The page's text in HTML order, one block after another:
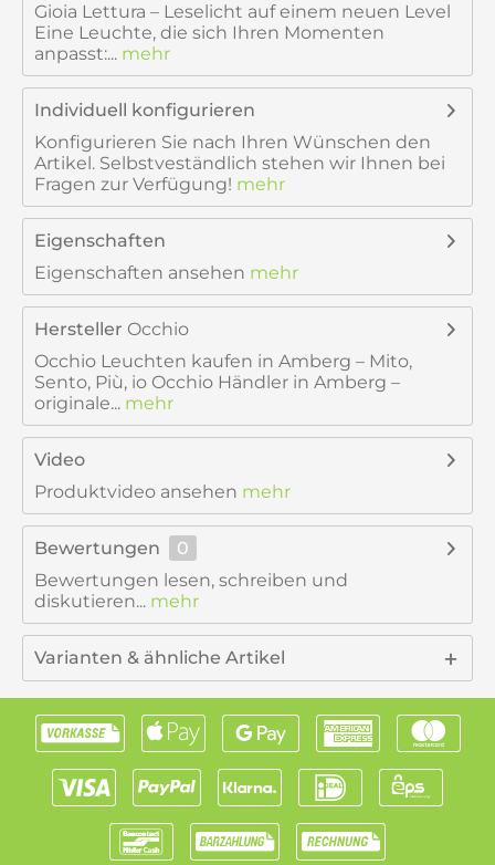
Gioia Lettura – Leselicht auf einem neuen Level
Eine Leuchte, die sich Ihren Momenten
anpasst:... mehr
Individuell konfigurieren
Konfigurieren Sie nach Ihren Wünschen den
Artikel. Selbstveständlich stehen wir Ihnen bei
Fragen zur Verfügung! mehr
Eigenschaften
Eigenschaften ansehen mehr
Hersteller Occhio
Occhio Leuchten kaufen in Amberg – Mito,
Sento, Più, io Occhio Händler in Amberg –
originale... mehr
Video
Produktvideo ansehen mehr
Bewertungen
0
Bewertungen lesen, schreiben und
diskutieren... mehr
Varianten & ähnliche Artikel